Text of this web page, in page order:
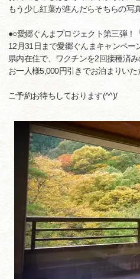
もう少し紅葉が進んだらそちらの写
●○愛郷ぐんまプロジェクト第三弾！
12月31日まで愛郷ぐんまキャンペー
県内在住で、ワクチンを2回接種済
お一人様5,000円引きでお泊まりいた
ご予約お待ちしております(^^)/